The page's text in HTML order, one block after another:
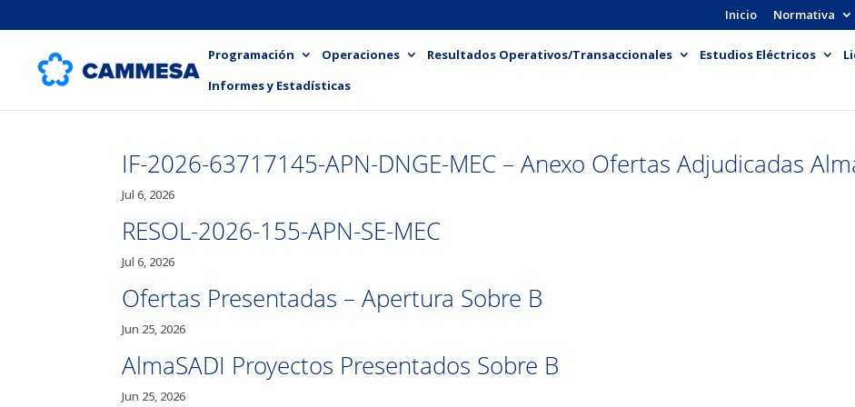
Inicio Normativa
Programación Operaciones Resultados Operativos/Transaccionales Estudios Eléctricos
Informes y Estadísticas
IF-2026-63717145-APN-DNGE-MEC – Anexo Ofertas Adjudicadas
Jul 6, 2026
RESOL-2026-155-APN-SE-MEC
Jul 6, 2026
Ofertas Presentadas – Apertura Sobre B
Jun 25, 2026
AlmaSADI Proyectos Presentados Sobre B
Jun 25, 2026